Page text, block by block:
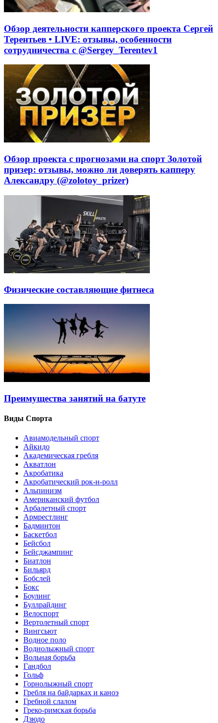
Обзор деятельности капперского проекта Сергей
Терентьев • LIVE: отзывы, особенности
сотрудничества с @Sergey_Terentev1
Обзор проекта с прогнозами на спорт Золотой
призер: отзывы, можно ли доверять капперу
Александру (@zolotoy_prizer)
Физические составляющие фитнеса
Преимущества занятий на батуте
Виды Спорта
Авиамодельный спорт
Айкидо
Академическая гребля
Акватлон
Акробатика
Акробатический рок-н-ролл
Альпинизм
Американский футбол
Арбалетный спорт
Армрестлинг
Бадминтон
Баскетбол
Бейсбол
Бейсджампинг
Биатлон
Бильярд
Бобслей
Бокс
Боулинг
Буллрайдинг
Велоспорт
Вертолетный спорт
Вингсьют
Водное поло
Воднолыжный спорт
Вольная борьба
Гандбол
Гольф
Горнолыжный спорт
Гребля на байдарках и каноэ
Гребной слалом
Греко-римская борьба
Дзюдо